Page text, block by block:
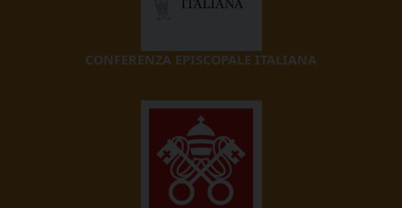
CONFERENZA EPISCOPALE ITALIANA